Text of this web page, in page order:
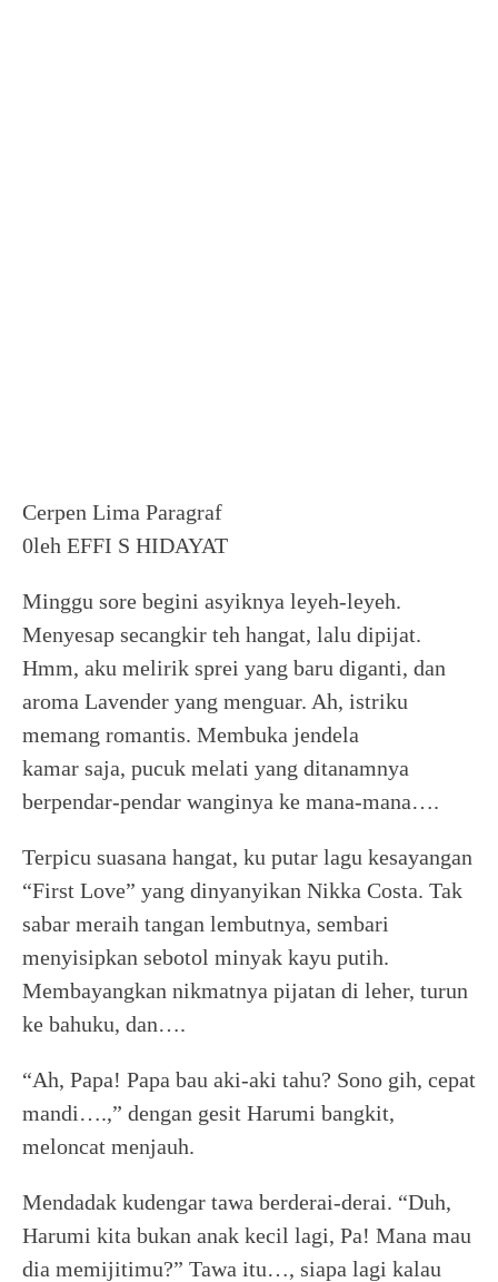
Cerpen Lima Paragraf
0leh EFFI S HIDAYAT
Minggu sore begini asyiknya leyeh-leyeh.
Menyesap secangkir teh hangat, lalu dipijat.
Hmm, aku melirik sprei yang baru diganti, dan
aroma Lavender yang menguar. Ah, istriku
memang romantis. Membuka jendela
kamar saja, pucuk melati yang ditanamnya
berpendar-pendar wanginya ke mana-mana….
Terpicu suasana hangat, ku putar lagu kesayangan
“First Love” yang dinyanyikan Nikka Costa. Tak
sabar meraih tangan lembutnya, sembari
menyisipkan sebotol minyak kayu putih.
Membayangkan nikmatnya pijatan di leher, turun
ke bahuku, dan….
“Ah, Papa! Papa bau aki-aki tahu? Sono gih, cepat
mandi….,” dengan gesit Harumi bangkit,
meloncat menjauh.
Mendadak kudengar tawa berderai-derai. “Duh,
Harumi kita bukan anak kecil lagi, Pa! Mana mau
dia memijitimu?” Tawa itu…, siapa lagi kalau